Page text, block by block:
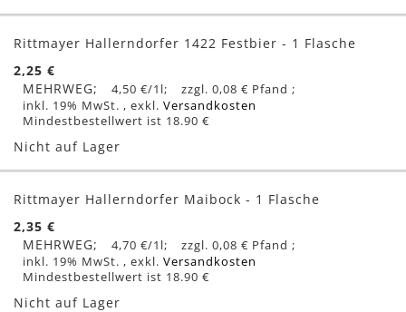
Rittmayer Hallerndorfer 1422 Festbier - 1 Flasche
2,25 €
MEHRWEG
4,50 €/1l
0,08 €
inkl. 19% MwSt. , exkl. Versandkosten
Mindestbestellwert ist 18.90 €
Nicht auf Lager
Rittmayer Hallerndorfer Maibock - 1 Flasche
2,35 €
MEHRWEG
4,70 €/1l
0,08 €
inkl. 19% MwSt. , exkl. Versandkosten
Mindestbestellwert ist 18.90 €
Nicht auf Lager